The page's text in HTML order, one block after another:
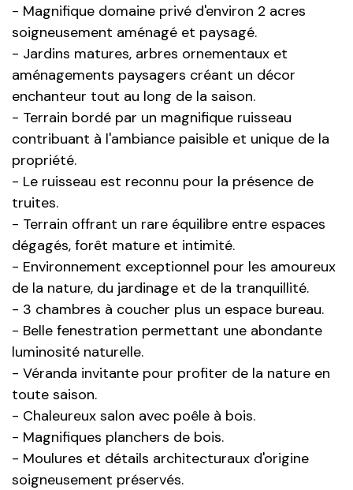
- Magnifique domaine privé d'environ 2 acres
soigneusement aménagé et paysagé.
- Jardins matures, arbres ornementaux et
aménagements paysagers créant un décor
enchanteur tout au long de la saison.
- Terrain bordé par un magnifique ruisseau
contribuant à l'ambiance paisible et unique de la
propriété.
- Le ruisseau est reconnu pour la présence de
truites.
- Terrain offrant un rare équilibre entre espaces
dégagés, forêt mature et intimité.
- Environnement exceptionnel pour les amoureux
de la nature, du jardinage et de la tranquillité.
- 3 chambres à coucher plus un espace bureau.
- Belle fenestration permettant une abondante
luminosité naturelle.
- Véranda invitante pour profiter de la nature en
toute saison.
- Chaleureux salon avec poêle à bois.
- Magnifiques planchers de bois.
- Moulures et détails architecturaux d'origine
soigneusement préservés.